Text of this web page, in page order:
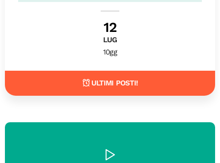
12
LUG
10gg
ULTIMI POSTI!